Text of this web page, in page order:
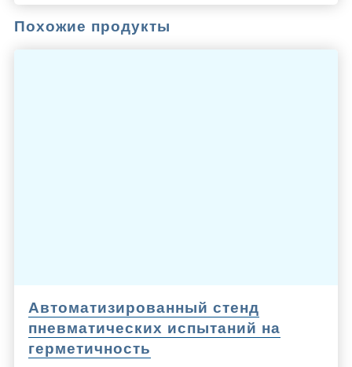
Похожие продукты
Автоматизированный стенд
пневматических испытаний на
герметичность